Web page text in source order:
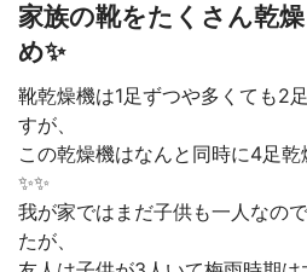
家族の靴をたくさん乾
め✨
靴乾燥機は1足ずつや多くても
すが、
この乾燥機はなんと同時に4足
✨✨
我が家ではまだ子供も一人なの
たが、